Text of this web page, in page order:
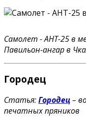
Самолет - АНТ-25 в
Павильон-ангар в
Городец
Статья:Городец–
печатных пряников